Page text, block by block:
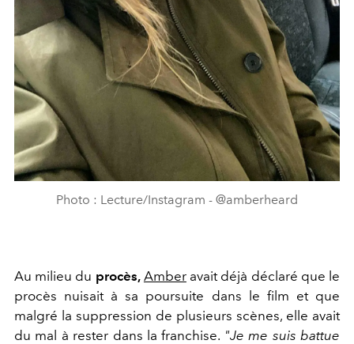
Photo : Lecture/Instagram - @amberheard
Au milieu du procès, Amberavait déjà déclaré que le
procès nuisait à sa poursuite dans le film et que
malgré la suppression de plusieurs scènes, elle avait
du mal à rester dans la franchise. "Je me suis battue